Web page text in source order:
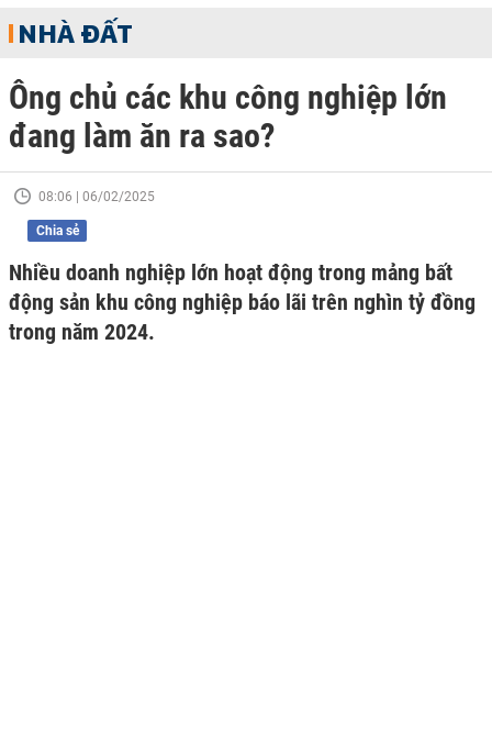
NHÀ ĐẤT
Ông chủ các khu công nghiệp lớn
đang làm ăn ra sao?
08:06 | 06/02/2025
Chia sẻ
Nhiều doanh nghiệp lớn hoạt động trong mảng bất
động sản khu công nghiệp báo lãi trên nghìn tỷ đồng
trong năm 2024.